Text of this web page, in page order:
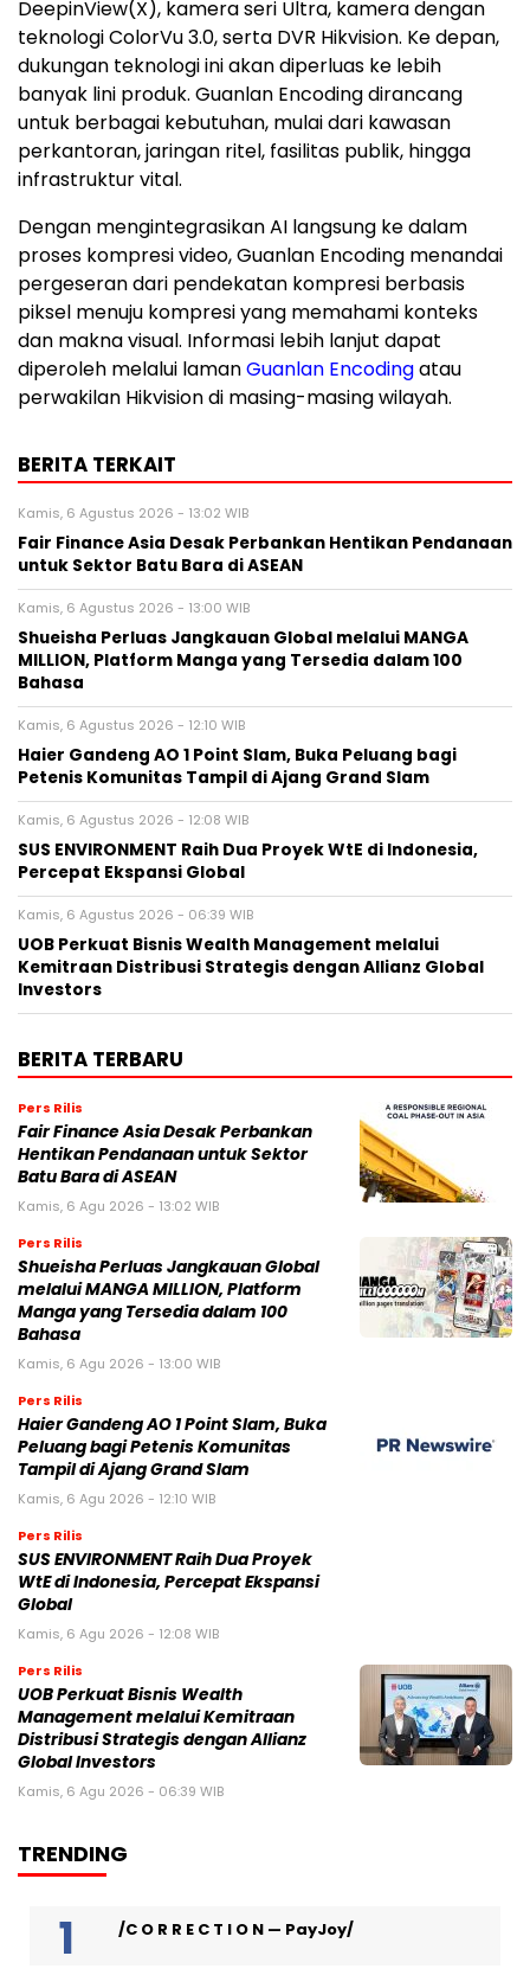
DeepinView(X), kamera seri Ultra, kamera dengan
teknologi ColorVu 3.0, serta DVR Hikvision. Ke depan,
dukungan teknologi ini akan diperluas ke lebih
banyak lini produk. Guanlan Encoding dirancang
untuk berbagai kebutuhan, mulai dari kawasan
perkantoran, jaringan ritel, fasilitas publik, hingga
infrastruktur vital.
Dengan mengintegrasikan AI langsung ke dalam
proses kompresi video, Guanlan Encoding menandai
pergeseran dari pendekatan kompresi berbasis
piksel menuju kompresi yang memahami konteks
dan makna visual. Informasi lebih lanjut dapat
diperoleh melalui lamanGuanlan Encodingatau
perwakilan Hikvision di masing-masing wilayah.
BERITA TERKAIT
Kamis, 6 Agustus 2026 - 13:02 WIB
Fair Finance Asia Desak Perbankan Hentikan Pendanaan
untuk Sektor Batu Bara di ASEAN
Kamis, 6 Agustus 2026 - 13:00 WIB
Shueisha Perluas Jangkauan Global melalui MANGA
MILLION, Platform Manga yang Tersedia dalam 100
Bahasa
Kamis, 6 Agustus 2026 - 12:10 WIB
Haier Gandeng AO 1 Point Slam, Buka Peluang bagi
Petenis Komunitas Tampil di Ajang Grand Slam
Kamis, 6 Agustus 2026 - 12:08 WIB
SUS ENVIRONMENT Raih Dua Proyek WtE di Indonesia,
Percepat Ekspansi Global
Kamis, 6 Agustus 2026 - 06:39 WIB
UOB Perkuat Bisnis Wealth Management melalui
Kemitraan Distribusi Strategis dengan Allianz Global
Investors
BERITA TERBARU
Pers Rilis
Fair Finance Asia Desak Perbankan
Hentikan Pendanaan untuk Sektor
Batu Bara di ASEAN
Kamis, 6 Agu 2026 - 13:02 WIB
Pers Rilis
Shueisha Perluas Jangkauan Global
melalui MANGA MILLION, Platform
Manga yang Tersedia dalam 100
Bahasa
Kamis, 6 Agu 2026 - 13:00 WIB
Pers Rilis
Haier Gandeng AO 1 Point Slam, Buka
Peluang bagi Petenis Komunitas
Tampil di Ajang Grand Slam
Kamis, 6 Agu 2026 - 12:10 WIB
Pers Rilis
SUS ENVIRONMENT Raih Dua Proyek
WtE di Indonesia, Percepat Ekspansi
Global
Kamis, 6 Agu 2026 - 12:08 WIB
Pers Rilis
UOB Perkuat Bisnis Wealth
Management melalui Kemitraan
Distribusi Strategis dengan Allianz
Global Investors
Kamis, 6 Agu 2026 - 06:39 WIB
TRENDING
/C O R R E C T I O N — PayJoy/